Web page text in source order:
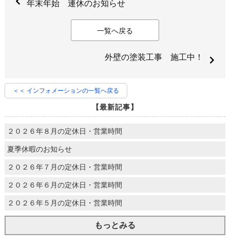
年末年始 連休のお知らせ
一覧へ戻る
外壁の塗装工事 施工中！
＜＜ インフォメーションの一覧へ戻る
【最新記事】
２０２６年８月の定休日・営業時間
夏季休暇のお知らせ
２０２６年７月の定休日・営業時間
２０２６年６月の定休日・営業時間
２０２６年５月の定休日・営業時間
もっとみる